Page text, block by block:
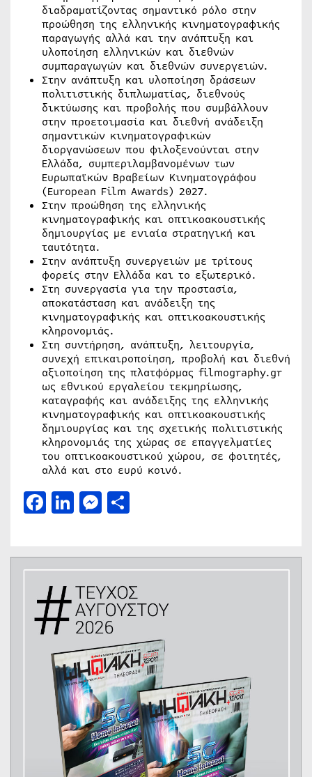
διαδραματίζοντας σημαντικό ρόλο στην
προώθηση της ελληνικής κινηματογραφικής
παραγωγής αλλά και την ανάπτυξη και
υλοποίηση ελληνικών και διεθνών
συμπαραγωγών και διεθνών συνεργειών.
Στην ανάπτυξη και υλοποίηση δράσεων
πολιτιστικής διπλωματίας, διεθνούς
δικτύωσης και προβολής που συμβάλλουν
στην προετοιμασία και διεθνή ανάδειξη
σημαντικών κινηματογραφικών
διοργανώσεων που φιλοξενούνται στην
Ελλάδα, συμπεριλαμβανομένων των
Ευρωπαϊκών Βραβείων Κινηματογράφου
(European Film Awards) 2027.
Στην προώθηση της ελληνικής
κινηματογραφικής και οπτικοακουστικής
δημιουργίας με ενιαία στρατηγική και
ταυτότητα.
Στην ανάπτυξη συνεργειών με τρίτους
φορείς στην Ελλάδα και το εξωτερικό.
Στη συνεργασία για την προστασία,
αποκατάσταση και ανάδειξη της
κινηματογραφικής και οπτικοακουστικής
κληρονομιάς.
Στη συντήρηση, ανάπτυξη, λειτουργία,
συνεχή επικαιροποίηση, προβολή και διεθνή
αξιοποίηση της πλατφόρμας filmography.gr
ως εθνικού εργαλείου τεκμηρίωσης,
καταγραφής και ανάδειξης της ελληνικής
κινηματογραφικής και οπτικοακουστικής
δημιουργίας και της σχετικής πολιτιστικής
κληρονομιάς της χώρας σε επαγγελματίες
του οπτικοακουστικού χώρου, σε φοιτητές,
αλλά και στο ευρύ κοινό.
Facebook
LinkedIn
Messenger